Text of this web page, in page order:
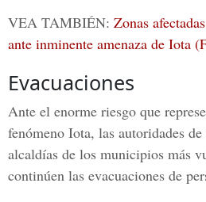
VEA TAMBIÉN: Zonas
ante inminente amenaza de Iota
Evacuaciones
Ante el enorme riesgo que
fenómeno Iota, las autoridades de
alcaldías de los municipios más
continúen las evacuaciones de